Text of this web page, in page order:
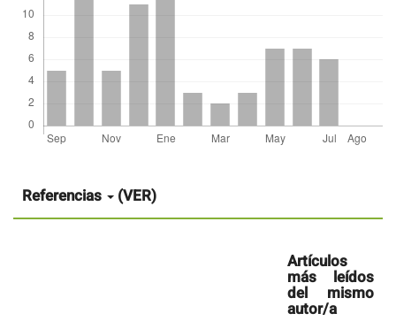
artículo
Referencias (VER)
Artículos
más leídos
del mismo
autor/a